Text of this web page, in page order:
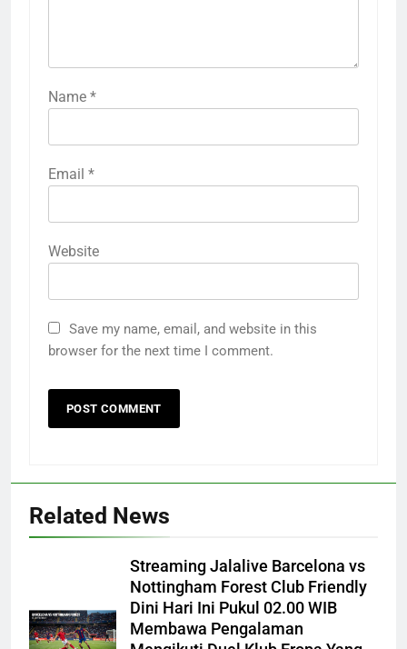
Name *
Email *
Website
Save my name, email, and website in this
browser for the next time I comment.
Related News
Streaming Jalalive Barcelona vs
Nottingham Forest Club Friendly
Dini Hari Ini Pukul 02.00 WIB
Membawa Pengalaman